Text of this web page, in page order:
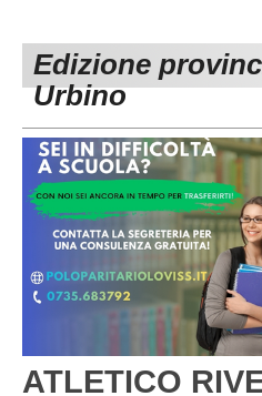
1^ CATEGORIA
3^ CATEGORIA
GIOVANILI
Edizione
Urbino
ATLETICO